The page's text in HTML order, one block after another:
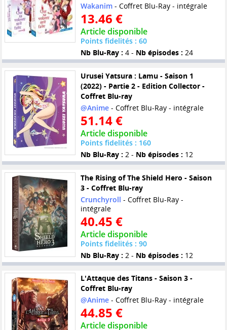
Wakanim- Coffret Blu-Ray - intégrale
13.46 €
Article disponible
Points fidelités : 60
Nb Blu-Ray : 4 - Nb épisodes : 24
Urusei Yatsura : Lamu - Saison 1
(2022) - Partie 2 - Edition Collector -
Coffret Blu-ray
@Anime- Coffret Blu-Ray - intégrale
51.14 €
Article disponible
Points fidelités : 160
Nb Blu-Ray : 2 - Nb épisodes : 12
The Rising of The Shield Hero - Saison
3 - Coffret Blu-ray
Crunchyroll - Coffret Blu-Ray -
intégrale
40.45 €
Article disponible
Points fidelités : 90
Nb Blu-Ray : 2 - Nb épisodes : 12
L'Attaque des Titans - Saison 3 -
Coffret Blu-ray
@Anime- Coffret Blu-Ray - intégrale
44.85 €
Article disponible